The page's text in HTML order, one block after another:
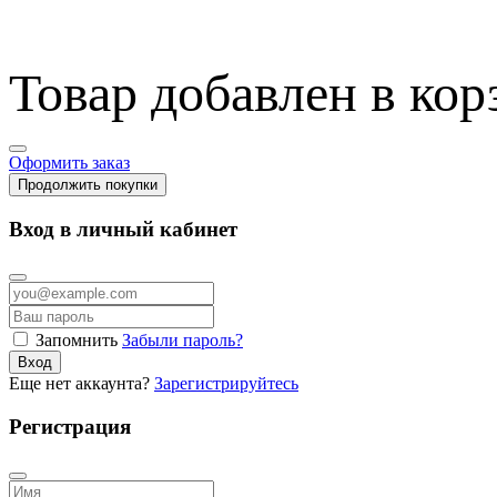
Товар добавлен в
Оформить заказ
Продолжить покупки
Вход в личный кабинет
Запомнить Забыли пароль?
Вход
Еще нет аккаунта? Зарегистрируйтесь
Регистрация